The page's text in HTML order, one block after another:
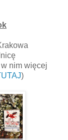
nim więcej
)